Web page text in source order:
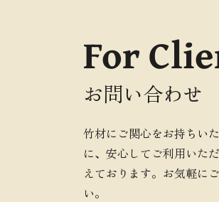
For
お問い合わせ
竹材にご関心をお持ちい
に、安心してご利用いた
えております。お気軽に
い。